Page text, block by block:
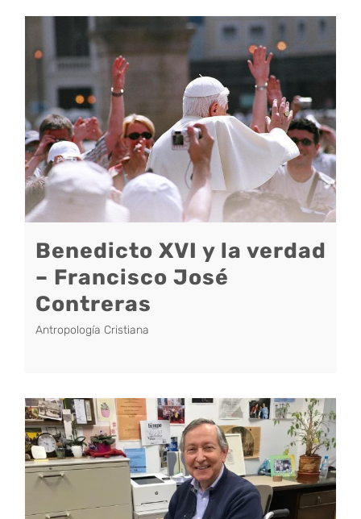
Benedicto XVI y la verdad
– Francisco José
Contreras
Antropología Cristiana